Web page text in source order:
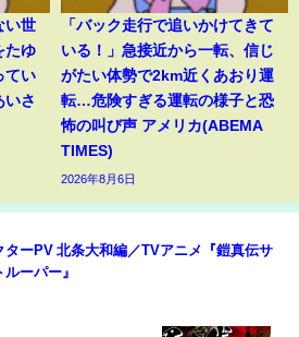
い世
たゆ
てい
いさ
「バック走行で追いかけてきて
いる！」急接近から一転、信じ
がたい体勢で2km近くあおり運
転…危険すぎる運転の様子と恐
怖の叫び声 アメリカ(ABEMA
TIMES)
2026年8月6日
ターPV 北条大和編／TVアニメ『鎧真伝サ
ーパー』